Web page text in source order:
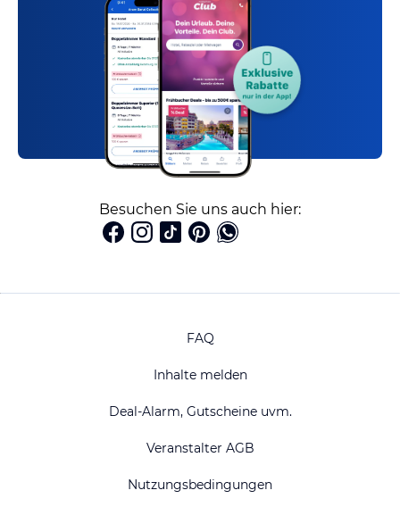
Besuchen Sie uns auch hier:
FAQ
Inhalte melden
Deal-Alarm, Gutscheine uvm.
Veranstalter AGB
Nutzungsbedingungen